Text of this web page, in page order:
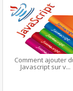
Comment ajouter
Javascript sur v...